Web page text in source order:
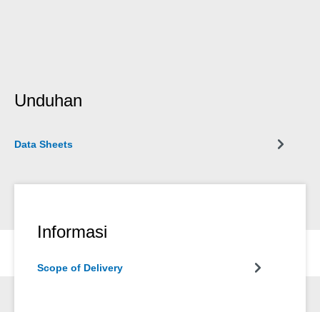
Unduhan
Data Sheets
Informasi
Scope of Delivery